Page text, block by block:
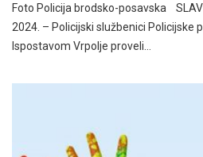
Foto Policija brodsko-posavska
2024. – Policijski službenici Policijske
Ispostavom Vrpolje proveli…